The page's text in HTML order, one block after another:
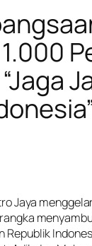
Jaya
Republik